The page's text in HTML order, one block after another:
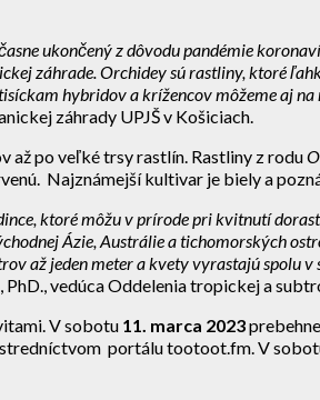
ukončený z dôvodu pandémie
záhrade. Orchidey sú rastliny, ktoré
hybridov a krížencov môžeme aj
záhrady UPJŠ v Košiciach.
až po veľké trsy rastlín. Rastliny z rodu
Najznámejší kultivar je biely a
ktoré môžu v prírode pri kvitnutí
Ázie, Austrálie a tichomorských
až jeden meter a kvety vyrastajú spolu
vedúca Oddelenia tropickej a
V sobotu 11. marca 2023
portálu tootoot.fm. V